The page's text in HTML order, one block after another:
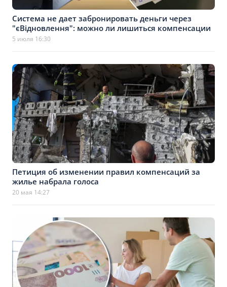
Система не дает забронировать деньги через
"єВідновлення": можно ли лишиться компенсации
5 июля 16:30
Петиция об изменении правил компенсаций за
жилье набрала голоса
20 мая 14:27